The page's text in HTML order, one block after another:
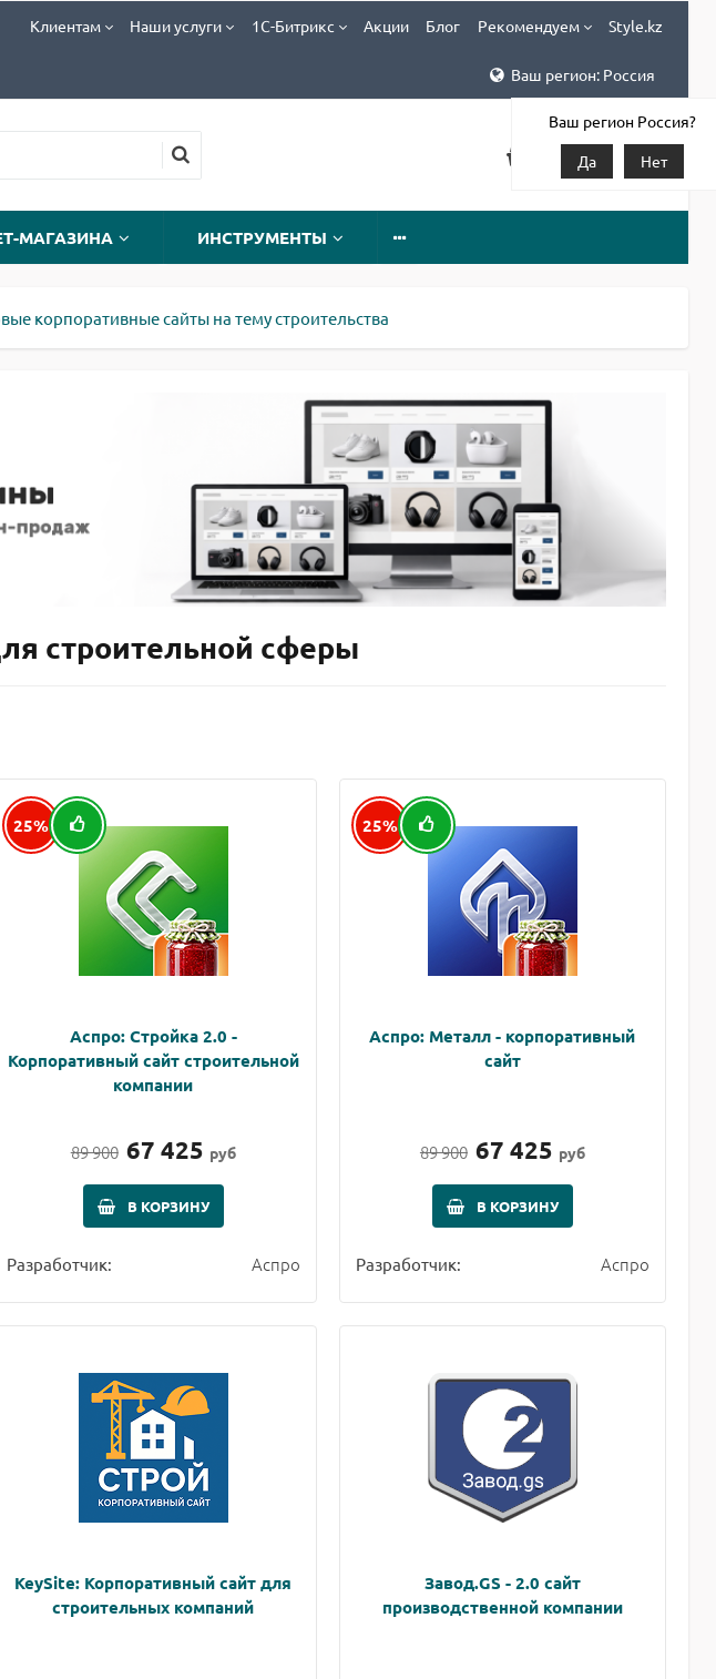
Клиентам Наши услуги 1С-Битрикс Акции Блог Рекомендуем Style.kz
Ваш регион: Россия
Ваш регион Россия?
Да
Нет
МАГАЗИНА ИНСТРУМЕНТЫ
корпоративные сайты на тему строительства
строительной сферы
25%
Аспро: Стройка 2.0 -
Корпоративный сайт строительной
компании
89 900 67 425 руб
В КОРЗИНУ
Разработчик: Аспро
25%
Аспро: Металл - корпоративный
сайт
89 900 67 425 руб
В КОРЗИНУ
Разработчик: Аспро
KeySite: Корпоративный сайт для
строительных компаний
Завод.GS - 2.0 сайт
производственной компании